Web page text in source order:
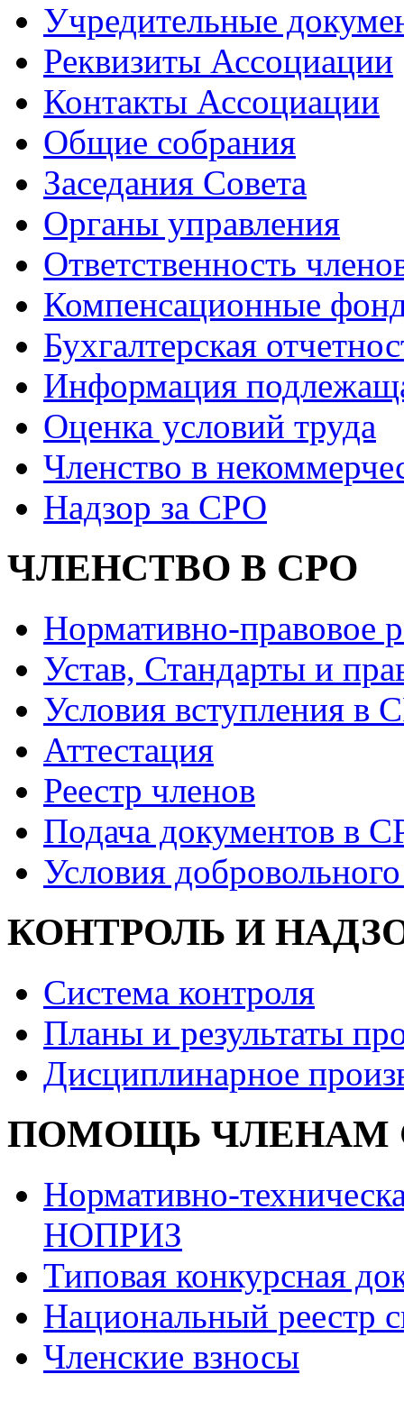
Учредительные
Реквизиты Ассоциации
Контакты Ассоциации
Общие собрания
Заседания Совета
Органы управления
Ответственность
Компенсационные
Бухгалтерская
Информация
Оценка условий труда
Членство в
Надзор за СРО
ЧЛЕНСТВО В СРО
Нормативно-правовое
Устав, Стандарты и
Условия вступления в
Аттестация
Реестр членов
Подача документов в
Условия
КОНТРОЛЬ И
Система контроля
Планы и результаты
Дисциплинарное
ПОМОЩЬ ЧЛЕНАМ
Нормативно-
НОПРИЗ
Типовая конкурсная
Национальный реестр
Членские взносы